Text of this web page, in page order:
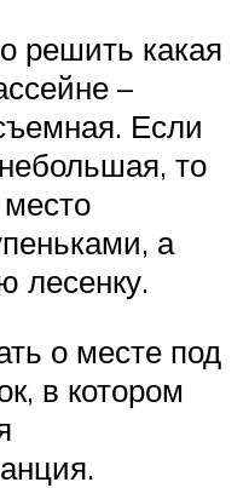
решить какая
–
Если
то
а
лесенку.
о месте под
в котором